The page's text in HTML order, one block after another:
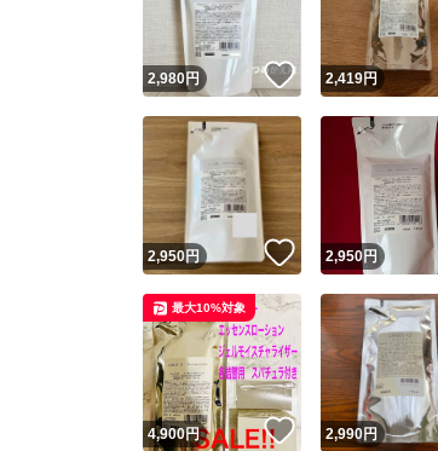
2,980円 いいね！
2,419円
2,950円 いいね！
2,950円
4,900円 いいね！
最大10%対象
2,990円